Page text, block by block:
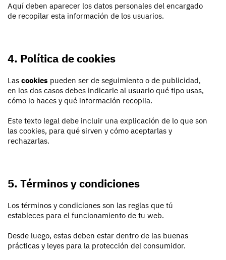
Aquí deben aparecer los datos personales del encargado
de recopilar esta información de los usuarios.
4. Política de cookies
Las cookies pueden ser de seguimiento o de publicidad,
en los dos casos debes indicarle al usuario qué tipo usas,
cómo lo haces y qué información recopila.
Este texto legal debe incluir una explicación de lo que son
las cookies, para qué sirven y cómo aceptarlas y
rechazarlas.
5. Términos y condiciones
Los términos y condiciones son las reglas que tú
estableces para el funcionamiento de tu web.
Desde luego, estas deben estar dentro de las buenas
prácticas y leyes para la protección del consumidor.